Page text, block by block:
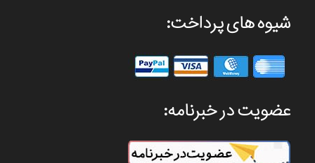
شیوه های پرداخت:
عضویت در خبرنامه: